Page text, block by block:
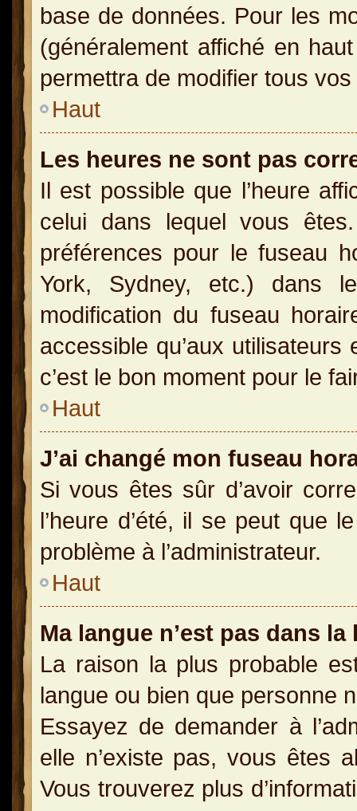
base de données. Pour les
(généralement affiché en
permettra de modifier tous
Haut
Les heures ne sont pas
Il est possible que l’heure
celui dans lequel vous
préférences pour le fuseau
York, Sydney, etc.) dans
modification du fuseau
accessible qu’aux
c’est le bon moment pour le
Haut
J’ai changé mon fuseau
Si vous êtes sûr d’avoir
l’heure d’été, il se peut que
problème à l’administrateur.
Haut
Ma langue n’est pas dans la
La raison la plus probable
langue ou bien que personne
Essayez de demander à
elle n’existe pas, vous êtes
Vous trouverez plus